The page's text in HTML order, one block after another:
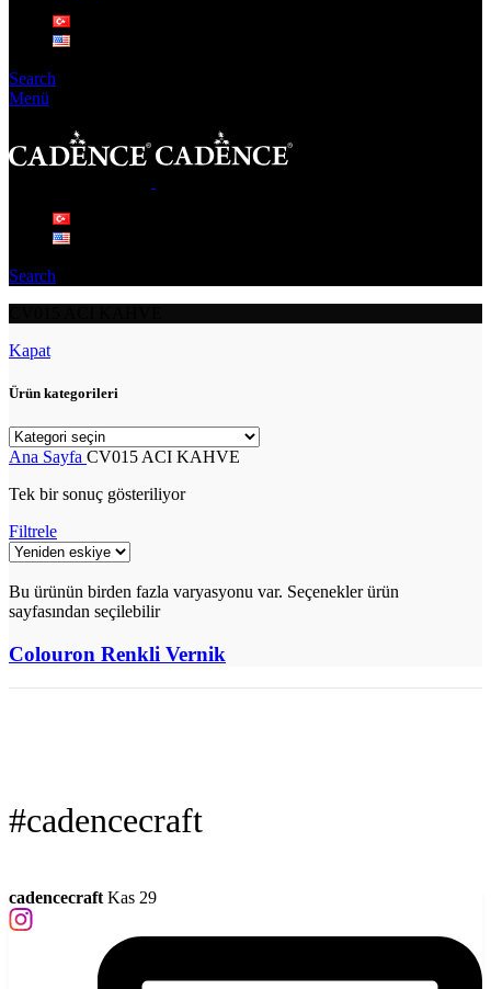
Search
Menü
Search
Kapat
Ürün kategorileri
Ana Sayfa CV015 ACI KAHVE
Tek bir sonuç gösteriliyor
Filtrele
Bu ürünün birden fazla varyasyonu var. Seçenekler ürün
sayfasından seçilebilir
Colouron Renkli Vernik
#cadencecraft
cadencecraft Kas 29